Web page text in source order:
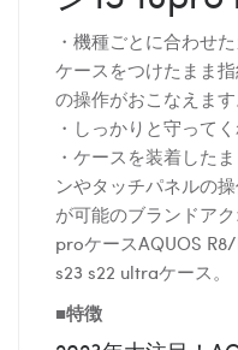
・機種ごとに合わせ
ケースをつけたまま
の操作がおこなえます
・しっかりと守って
・ケースを装着した
ンやタッチパネルの
が可能のブランドア
proケースAQUOS
s23 s22 ultraケース。
■特徴